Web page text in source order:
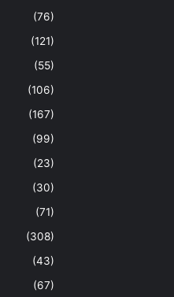
(76)
(121)
(55)
(106)
(167)
(99)
(23)
(30)
(71)
(308)
(43)
(67)